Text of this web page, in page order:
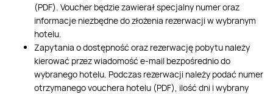
(PDF). Voucher będzie zawierał specjalny numer oraz
informacje niezbędne do złożenia rezerwacji w wybranym
hotelu.
Zapytania o dostępność oraz rezerwację pobytu należy
kierować przez wiadomość e-mail bezpośrednio do
wybranego hotelu. Podczas rezerwacji należy podać numer
otrzymanego vouchera hotelu (PDF), ilość dni i wybrany